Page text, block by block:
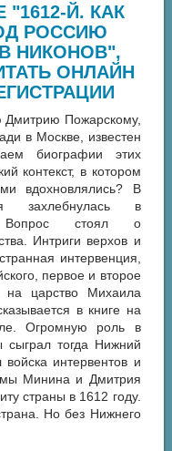
Й. КАК
РОССИЮ
НИКОНОВ",
ОНЛАЙН
Дмитрию Пожарскому,
в Москве, известен
биографии этих
контекст, в котором
вдохновлялись? В
захлебнулась в
Вопрос стоял о
Интриги верхов и
интервенция,
первое и второе
на царство Михаила
в книге на
Огромную роль в
сыграл тогда Нижний
интервентов и
Минина и Дмитрия
страны в 1612 году.
Но без Нижнего